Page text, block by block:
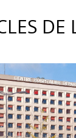
DE